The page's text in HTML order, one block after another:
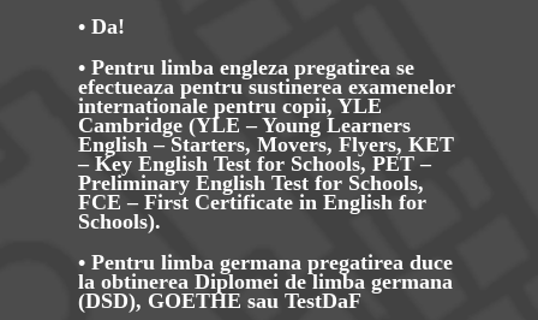
• Da!
• Pentru limba engleza pregatirea se
efectueaza pentru sustinerea examenelor
internationale pentru copii, YLE
Cambridge (YLE – Young Learners
English – Starters, Movers, Flyers, KET
– Key English Test for Schools, PET –
Preliminary English Test for Schools,
FCE – First Certificate in English for
Schools).
• Pentru limba germana pregatirea duce
la obtinerea Diplomei de limba germana
(DSD), GOETHE sau TestDaF